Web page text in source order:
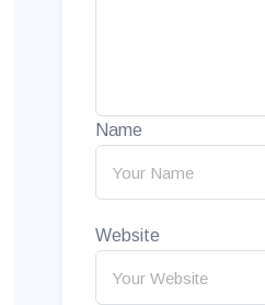
Name
Website